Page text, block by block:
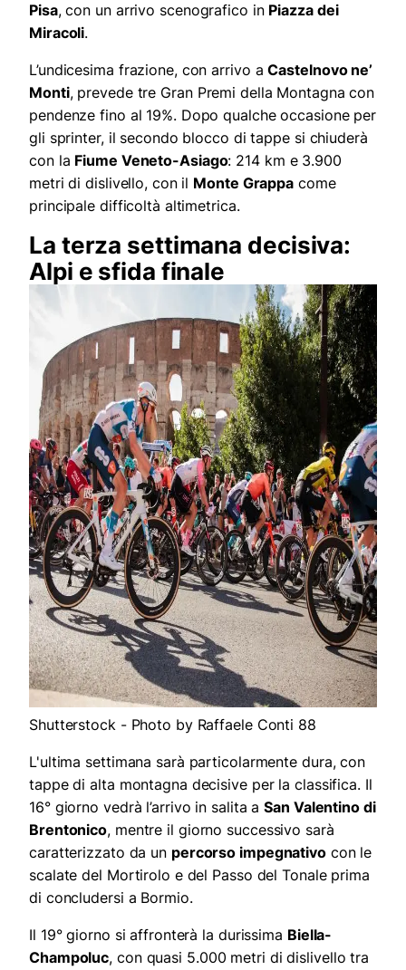
Pisa, con un arrivo scenografico in Piazza dei
Miracoli.
L’undicesima frazione, con arrivo aCastelnovo ne’
Monti, prevede tre Gran Premi della Montagna con
pendenze fino al 19%. Dopo qualche occasione per
gli sprinter, il secondo blocco di tappe si chiuderà
con la Fiume Veneto-Asiago: 214 km e 3.900
metri di dislivello, con il Monte Grappa come
principale difficoltà altimetrica.
La terza settimana decisiva:
Alpi e sfida finale
Shutterstock - Photo by Raffaele Conti 88
L'ultima settimana sarà particolarmente dura, con
tappe di alta montagna decisive per la classifica. Il
16° giorno vedrà l’arrivo in salita aSan Valentino di
Brentonico, mentre il giorno successivo sarà
caratterizzato da un percorso impegnativocon le
scalate del Mortirolo e del Passo del Tonale prima
di concludersi a Bormio.
Il 19° giorno si affronterà la durissima Biella-
Champoluc, con quasi 5.000 metri di dislivello tra